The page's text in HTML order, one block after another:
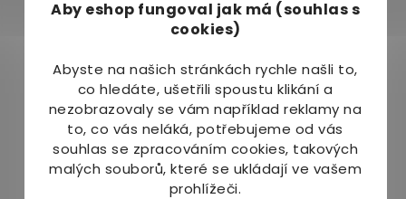
Aby eshop fungoval jak má (souhlas s
cookies)
Abyste na našich stránkách rychle našli to,
co hledáte, ušetřili spoustu klikání a
nezobrazovaly se vám například reklamy na
to, co vás neláká, potřebujeme od vás
souhlas se zpracováním cookies, takových
malých souborů, které se ukládají ve vašem
prohlížeči.
Přiklopte pokličkou a nechte louhovat na teplotu
vhodnou k pití. Užíváme 2× denně.
Složení:100% Centella asiatica
Země původu:Indie
Upozornění:Neslouží jako náhrada pestré
stravy. Nepřekračujte doporučené denní
dávkování. Ukládejte na bezpečném místě mimo